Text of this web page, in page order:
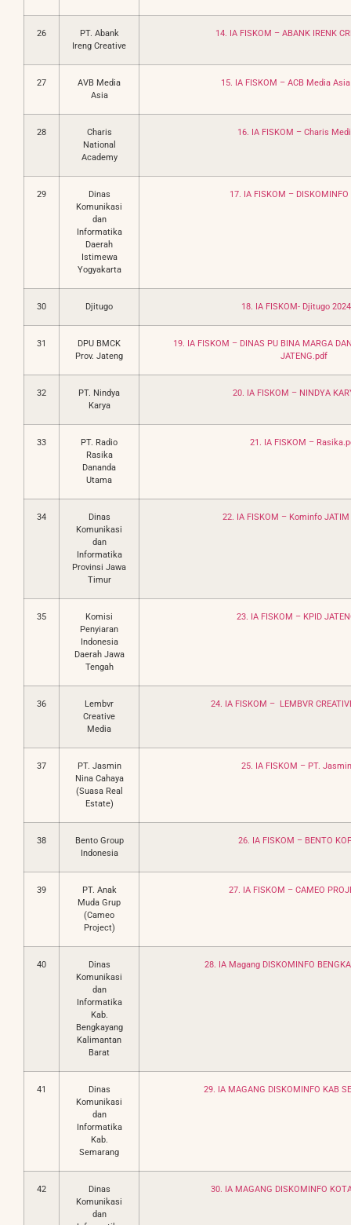
26
PT. Abank
Ireng Creative
14. IA FISKOM – ABANK IRENK
27
AVB Media
Asia
15. IA FISKOM – ACB Media
28
Charis
National
Academy
16. IA FISKOM – Charis
29
Dinas
Komunikasi
dan
Informatika
Daerah
Istimewa
Yogyakarta
17. IA FISKOM – DISKOMINFO
30 Djitugo 18. IA FISKOM- Djitugo
31
DPU BMCK
Prov. Jateng
19. IA FISKOM – DINAS PU BINA MARGA
JATENG.pdf
32
PT. Nindya
Karya
20. IA FISKOM – NINDYA
33
PT. Radio
Rasika
Dananda
Utama
21. IA FISKOM –
34
Dinas
Komunikasi
dan
Informatika
Provinsi Jawa
Timur
22. IA FISKOM – Kominfo
35
Komisi
Penyiaran
Indonesia
Daerah Jawa
Tengah
23. IA FISKOM – KPID
36
Lembvr
Creative
Media
24. IA FISKOM – LEMBVR
37
PT. Jasmin
Nina Cahaya
(Suasa Real
Estate)
25. IA FISKOM – PT.
38
Bento Group
Indonesia
26. IA FISKOM – BENTO
39
PT. Anak
Muda Grup
(Cameo
Project)
27. IA FISKOM – CAMEO
40
Dinas
Komunikasi
dan
Informatika
Kab.
Bengkayang
Kalimantan
Barat
28. IA Magang DISKOMINFO
41
Dinas
Komunikasi
dan
Informatika
Kab.
Semarang
29. IA MAGANG DISKOMINFO KAB
42
Dinas
Komunikasi
dan
30. IA MAGANG DISKOMINFO